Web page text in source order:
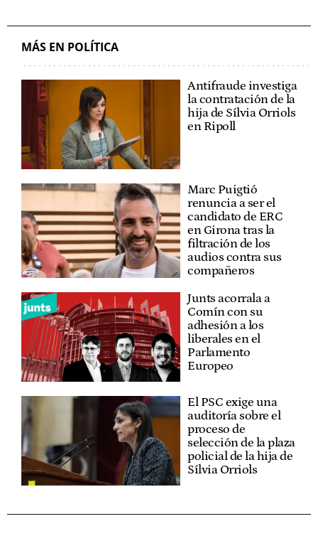
MÁS EN POLÍTICA
Antifraude investiga
la contratación de la
hija de Sílvia Orriols
en Ripoll
Marc Puigtió
renuncia a ser el
candidato de ERC
en Girona tras la
filtración de los
audios contra sus
compañeros
Junts acorrala a
Comín con su
adhesión a los
liberales en el
Parlamento
Europeo
El PSC exige una
auditoría sobre el
proceso de
selección de la plaza
policial de la hija de
Sílvia Orriols